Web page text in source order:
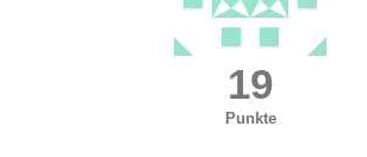
19
Punkte